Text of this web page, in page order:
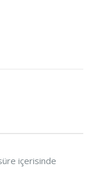
içerisinde